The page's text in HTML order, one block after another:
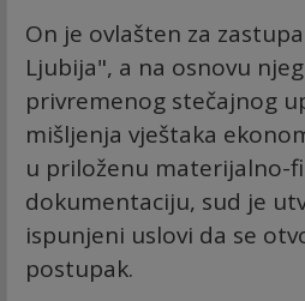
On je ovlašten za
Ljubija", a na osnovu
privremenog stečajnog
mišljenja vještaka
u priloženu materijalno-
dokumentaciju, sud je
ispunjeni uslovi da se
postupak.